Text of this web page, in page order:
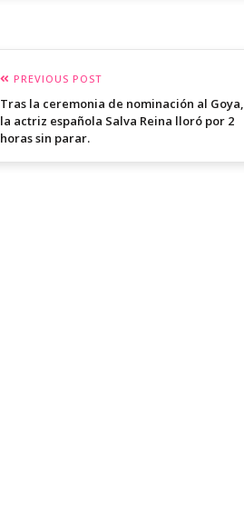
PREVIOUS POST
Tras la ceremonia de nominación al Goya,
la actriz española Salva Reina lloró por 2
horas sin parar.